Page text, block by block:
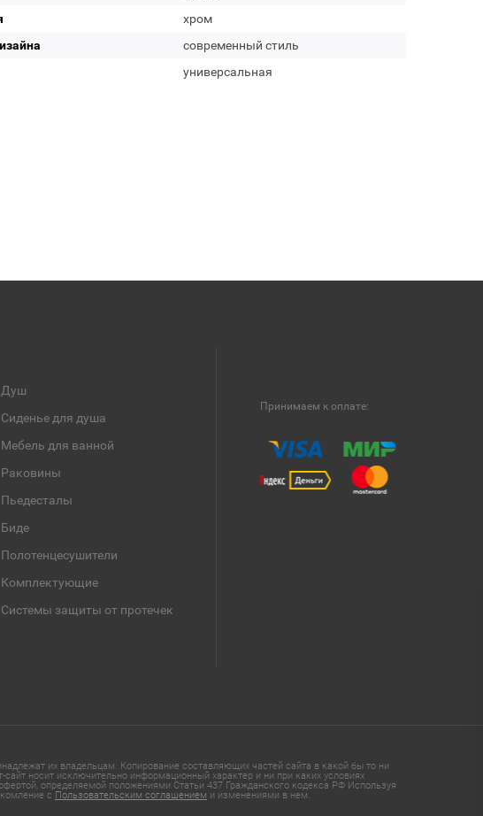
хром
современный стиль
универсальная
Душ
Сиденье для душа
Мебель для ванной
Раковины
Пьедесталы
Биде
Полотенцесушители
Комплектующие
Системы защиты от протечек
Принимаем к оплате:
их владельцам. Копирование составляющих частей сайта в какой бы то ни
носит исключительно информационный характер и ни при каких условиях
определяемой положениями Статьи 437 Гражданского кодекса РФ Используя
с Пользовательским соглашением и изменениями в нем.